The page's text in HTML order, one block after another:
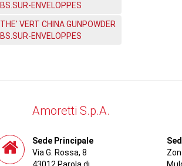
BS.SUR-ENVELOPPES
THE' VERT CHINA GUNPOWDER
BS.SUR-ENVELOPPES
Amoretti S.p.A.
Sede Principale
Via G. Rossa, 8